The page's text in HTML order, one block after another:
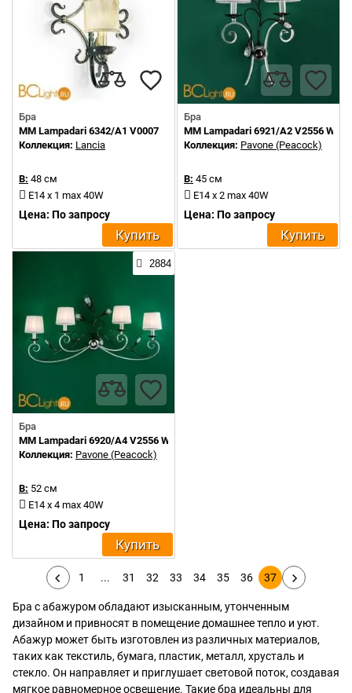
Бра
MM Lampadari 6342/A1 V0007
Коллекция: Lancia
В: 48 см
E14 x 1 max 40W
Цена: По запросу
Купить
Бра
MM Lampadari 6921/A2 V2556 With
Коллекция: Pavone (Peacock)
В: 45 см
E14 x 2 max 40W
Цена: По запросу
Купить
2884
Бра
MM Lampadari 6920/A4 V2556 With White Organza
Коллекция: Pavone (Peacock)
В: 52 см
E14 x 4 max 40W
Цена: По запросу
Купить
1 ... 31 32 33 34 35 36 37
Бра с абажуром обладают изысканным, утонченным
дизайном и привносят в помещение домашнее тепло и уют.
Абажур может быть изготовлен из различных материалов,
таких как текстиль, бумага, пластик, металл, хрусталь и
стекло. Он направляет и приглушает световой поток, создавая
мягкое равномерное освещение. Такие бра идеальны для